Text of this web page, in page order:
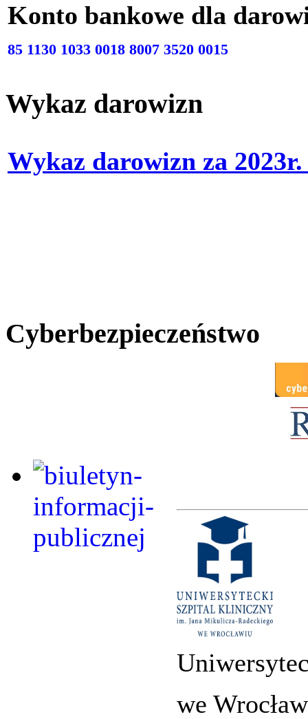
Konto bankowe dla
85 1130 1033 0018 8007 3520 0015
Wykaz darowizn
Wykaz darowizn za
Cyberbezpieczeństwo
we